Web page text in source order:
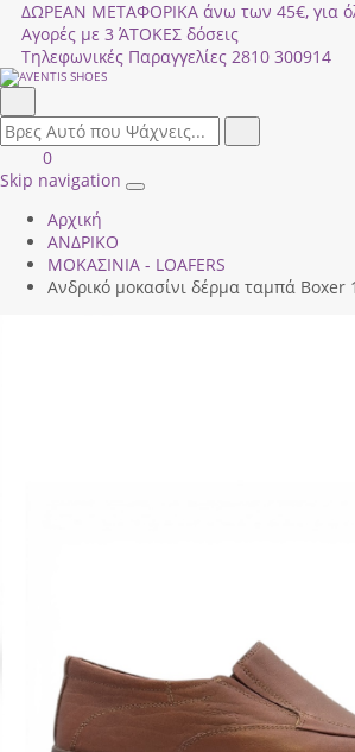
ΔΩΡΕΑΝ ΜΕΤΑΦΟΡΙΚΑ άνω των 45€, για
Αγορές με 3 ΆΤΟΚΕΣ δόσεις
Τηλεφωνικές Παραγγελίες 2810 300914
field.search
Είσοδος
|
ΚΑΛΑΘΙ
ΑΓΟΡΩΝ
0
Skip navigation
Toggle
Αρχική
ΑΝΔΡΙΚΟ
ΜΟΚΑΣΙΝΙΑ - LOAFERS
Ανδρικό μοκασίνι δέρμα ταμπά Boxer